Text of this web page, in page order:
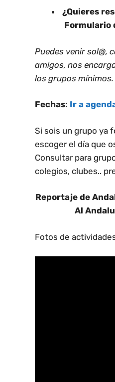
¿Quieres
Formulario
Puedes venir sol@,
amigos, nos
los grupos mínimos.
Fechas: Ir a
Si sois un grupo ya
escoger el día que
Consultar para
colegios, clubes..
Reportaje de
Al
Fotos de